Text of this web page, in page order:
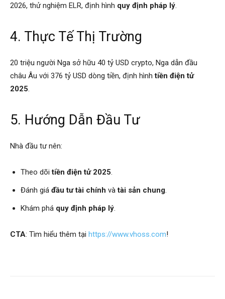
2026, thử nghiệm ELR, định hình quy định pháp lý.
4. Thực Tế Thị Trường
20 triệu người Nga sở hữu 40 tỷ USD crypto, Nga dẫn đầu
châu Âu với 376 tỷ USD dòng tiền, định hìnhtiền điện tử
2025.
5. Hướng Dẫn Đầu Tư
Nhà đầu tư nên:
Theo dõitiền điện tử 2025.
Đánh giá đầu tư tài chính vàtài sản chung.
Khám phá quy định pháp lý.
CTA: Tìm hiểu thêm tại https://www.vhoss.com!